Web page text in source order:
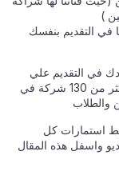
)
في التقديم بنفسك
في التقديم علي
فرص العمل حيث متوفر الان حصريا عن طريقنا اكثر من 130 شركة في
والطلاب
استمارات كل
واسفل هذه المقال